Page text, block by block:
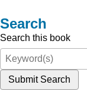
Search
Search this book
Submit Search